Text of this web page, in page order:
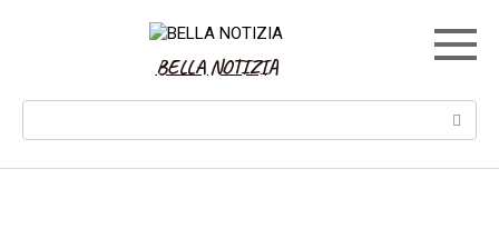
BELLA NOTIZIA
Search: